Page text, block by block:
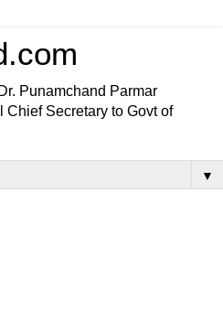
Punamchand Parmar
Chief Secretary to Govt of
▼